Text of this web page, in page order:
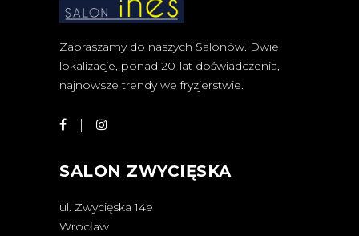
Zapraszamy do naszych Salonów. Dwie
lokalizacje, ponad 20-lat doświadczenia,
najnowsze trendy we fryzjerstwie.
SALON ZWYCIĘSKA
ul. Zwycięska 14e
Wrocław